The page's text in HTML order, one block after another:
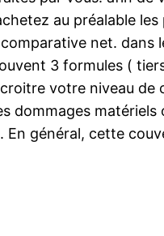
au préalable
net. dans
3 formules (
votre niveau de
dommages matériels
En général, cette